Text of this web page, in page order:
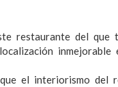
restaurante del que
el interiorismo del